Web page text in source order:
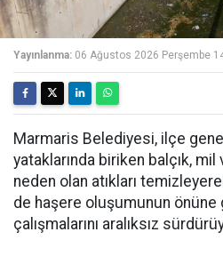
Yayınlanma: 06 Ağustos 2026 Perşembe
Marmaris Belediyesi, ilçe
yataklarında biriken balçık,
neden olan atıkları
de haşere oluşumunun önüne
çalışmalarını aralıksız